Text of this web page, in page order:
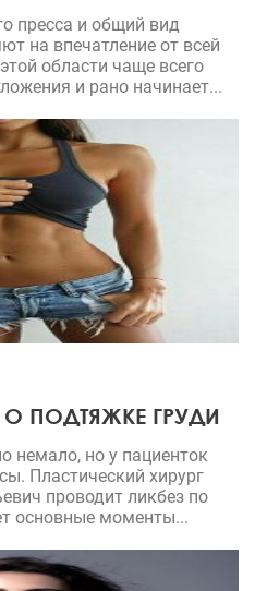
пресса и общий вид
на впечатление от всей
области чаще всего
и рано начинает...
ПОДТЯЖКЕ ГРУДИ
немало, но у пациенток
Пластический хирург
проводит ликбез по
основные моменты...